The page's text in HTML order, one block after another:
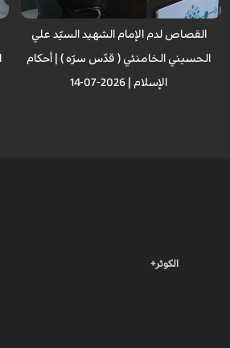
القصاص لدم الإمام الشهيد السيّد علي
الحسيني الخامنئي ( قدّس سرّه ) | أحکام
الإسلام | 2026-07-14
الكوثر+